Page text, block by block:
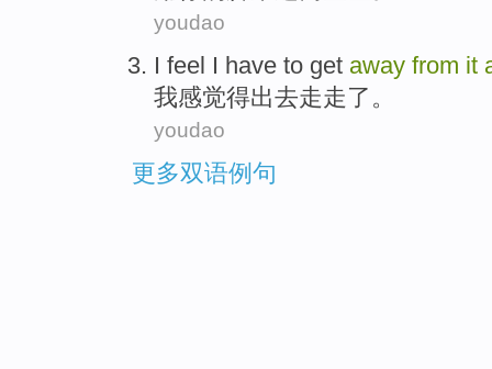
youdao
I feel I have to get away from it
我感觉得出去走走了。
youdao
更多双语例句